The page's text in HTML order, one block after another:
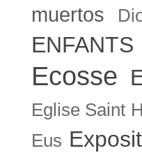
muertos
ENFANTS
Ecosse
Eglise Saint
Eus